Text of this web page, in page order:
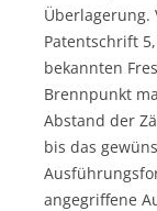
Überlagerung.
Patentschrift
bekannten
Brennpunkt
Abstand der
bis das
angegriffene